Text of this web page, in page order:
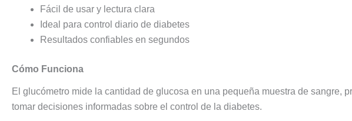
Fácil de usar y lectura clara
Ideal para control diario de diabetes
Resultados confiables en segundos
Cómo Funciona
El glucómetro mide la cantidad de glucosa en una pequeña muestra de
tomar decisiones informadas sobre el control de la diabetes.